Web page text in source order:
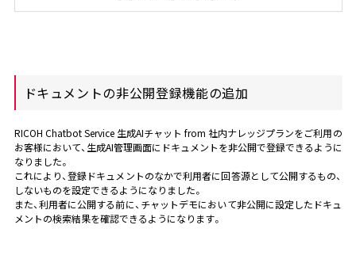
ドキュメントの非公開登録機能の追加
RICOH Chatbot Service 生成AIチャット from 社内ナレッジプランをご利用の
お客様において、生成AI管理画面にドキュメントを非公開で登録できるように
なりました。
これにより、登録ドキュメントのなかで利用者に回答源として公開するもの、
しないものを設定できるようになりました。
また、利用者に公開する前に、チャットデモにおいて非公開に設定したドキュ
メントの検索結果を確認できるようになります。